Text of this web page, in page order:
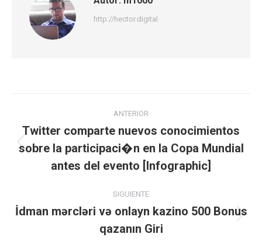
http://hector.digital
Navegación
entre
publicaciones
ANTERIOR
Publicación
anterior:
Twitter comparte nuevos conocimientos
sobre la participaci�n en la Copa Mundial
antes del evento [Infographic]
SIGUIENTE
Publicación
siguiente:
İdman mərcləri və onlayn kazino 500 Bonus
qazanın Giri